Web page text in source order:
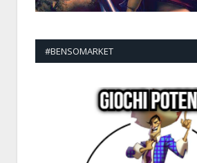
#BENSOMARKET